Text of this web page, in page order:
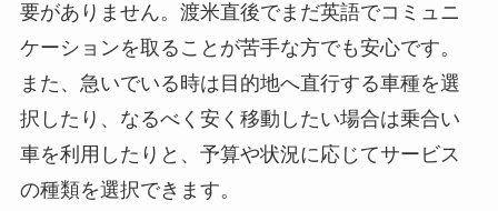
要がありません。渡米直後でまだ英語でコミュニ
ケーションを取ることが苦手な方でも安心です。
また、急いでいる時は目的地へ直行する車種を選
択したり、なるべく安く移動したい場合は乗合い
車を利用したりと、予算や状況に応じてサービス
の種類を選択できます。